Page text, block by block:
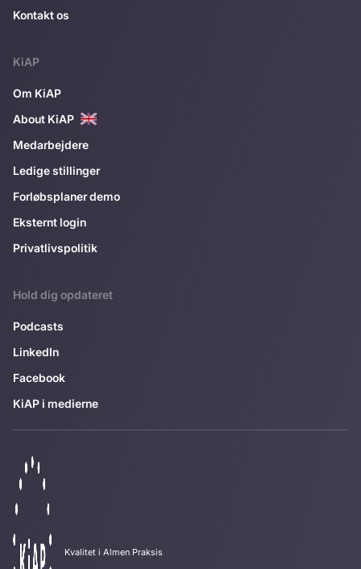
Kontakt os
KiAP
Om KiAP
About KiAP
Medarbejdere
Ledige stillinger
Forløbsplaner demo
Eksternt login
Privatlivspolitik
Hold dig opdateret
Podcasts
LinkedIn
Facebook
KiAP i medierne
Kvalitet i Almen Praksis